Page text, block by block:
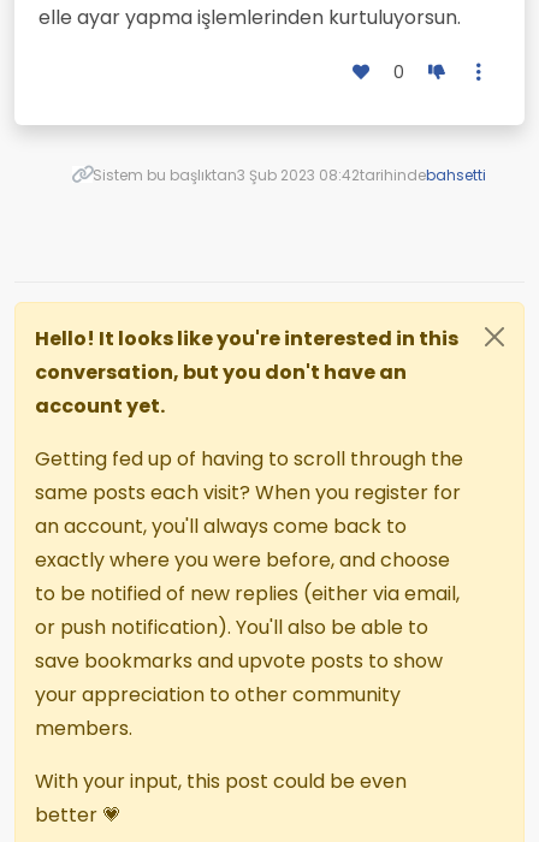
elle ayar yapma işlemlerinden kurtuluyorsun.
0
Sistem bu başlıktan3 Şub 2023 08:42tarihindebahsetti
Hello! It looks like you're interested in this
conversation, but you don't have an
account yet.
Getting fed up of having to scroll through the
same posts each visit? When you register for
an account, you'll always come back to
exactly where you were before, and choose
to be notified of new replies (either via email,
or push notification). You'll also be able to
save bookmarks and upvote posts to show
your appreciation to other community
members.
With your input, this post could be even
better 💗